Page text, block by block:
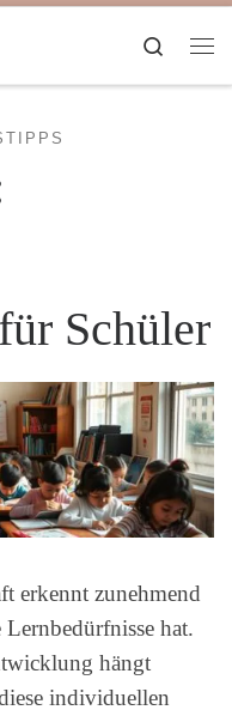
Search
Schüler
erkennt zunehmend
hat.
hängt
individuellen